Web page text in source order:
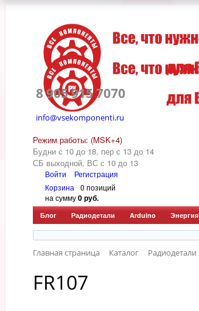
8 905 915 7070
info@vsekomponenti.ru
Режим работы: (MSK+4)
Будни с 10 до 18, пер с 13 до 14
СБ выходной, ВС с 10 до 13
Войти
Регистрация
Корзина
0 позиций
на сумму0 руб.
Блог Радиодетали Arduino Энергия
Главная страница Каталог Радиодетали
FR107